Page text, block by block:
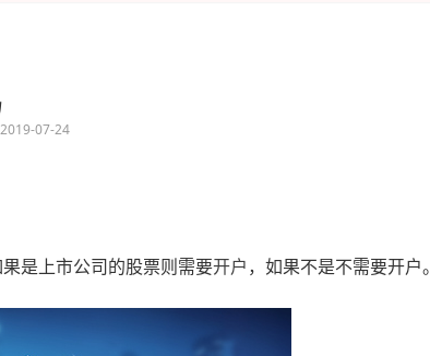
2019-07-24
是上市公司的股票则需要开户，如果不是不需要开户。